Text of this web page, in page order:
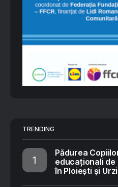
TRENDING
Pădurea
educaționali
în Ploiești și